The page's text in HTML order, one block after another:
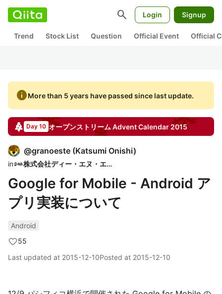
search Login Signup
Trend Stock List Question Official Event Official
infoMore than 5 years have passed since last update.
Day 10 オープンストリーム Advent Calendar 2015
@granoeste (Katsumi Onishi)
in 株式会社ディー・エヌ・エー
Google for Mobile - Android ア
プリ実装について
Android
55
Last updated at 2015-12-10Posted at 2015-12-10